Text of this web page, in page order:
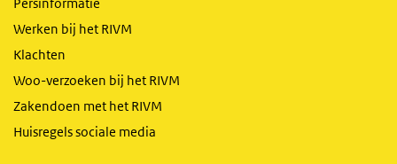
Werken bij het RIVM
Klachten
Woo-verzoeken bij het RIVM
Zakendoen met het RIVM
Huisregels sociale media